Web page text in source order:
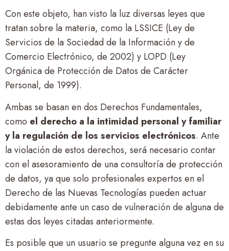
Con este objeto, han visto la luz diversas leyes que
tratan sobre la materia, como la LSSICE (Ley de
Servicios de la Sociedad de la Información y de
Comercio Electrónico, de 2002) y LOPD (Ley
Orgánica de Protección de Datos de Carácter
Personal, de 1999).
Ambas se basan en dos Derechos Fundamentales,
como el derecho a la intimidad personal y familiar
y la regulación de los servicios electrónicos. Ante
la violación de estos derechos, será necesario contar
con el asesoramiento de una consultoría de protección
de datos, ya que solo profesionales expertos en el
Derecho de las Nuevas Tecnologías pueden actuar
debidamente ante un caso de vulneración de alguna de
estas dos leyes citadas anteriormente.
Es posible que un usuario se pregunte alguna vez en su